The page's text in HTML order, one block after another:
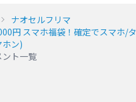
ナオセルフリマ
円 スマホ福袋！確定でスマホ/
ホン)
ント一覧